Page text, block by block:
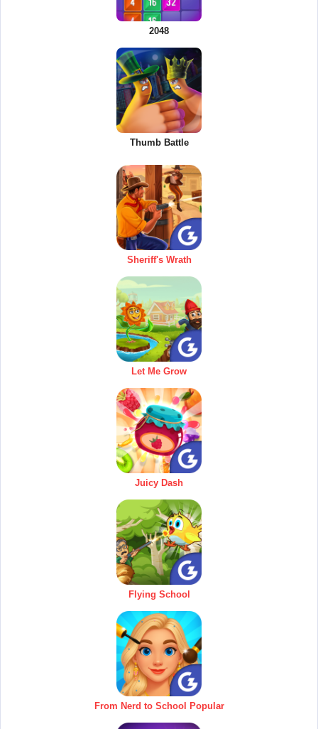
2048
Thumb Battle
Sheriff's Wrath
Let Me Grow
Juicy Dash
Flying School
From Nerd to School Popular